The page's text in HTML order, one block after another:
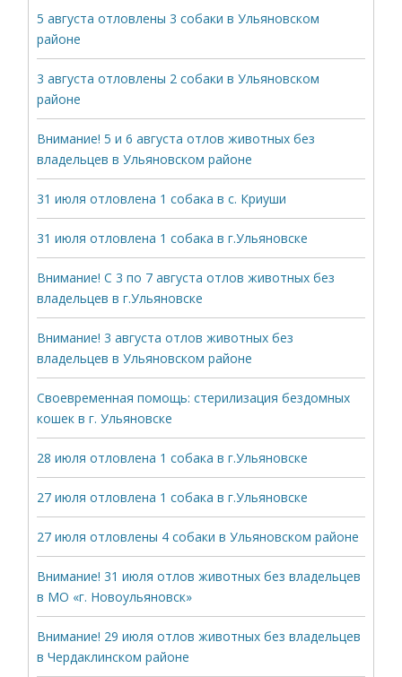
5 августа отловлены 3 собаки в Ульяновском
районе
3 августа отловлены 2 собаки в Ульяновском
районе
Внимание! 5 и 6 августа отлов животных без
владельцев в Ульяновском районе
31 июля отловлена 1 собака в с. Криуши
31 июля отловлена 1 собака в г.Ульяновске
Внимание! С 3 по 7 августа отлов животных без
владельцев в г.Ульяновске
Внимание! 3 августа отлов животных без
владельцев в Ульяновском районе
Своевременная помощь: стерилизация бездомных
кошек в г. Ульяновске
28 июля отловлена 1 собака в г.Ульяновске
27 июля отловлена 1 собака в г.Ульяновске
27 июля отловлены 4 собаки в Ульяновском районе
Внимание! 31 июля отлов животных без владельцев
в МО «г. Новоульяновск»
Внимание! 29 июля отлов животных без владельцев
в Чердаклинском районе